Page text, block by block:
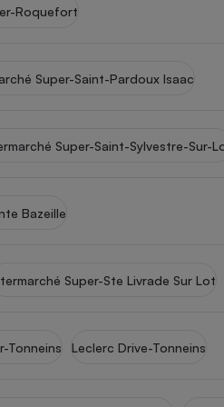
Roquefort
Super-Saint-Pardoux Isaac
Super-Saint-Sylvestre-Sur-
Bazeille
Super-Ste Livrade Sur Lot
Tonneins Leclerc Drive-Tonneins